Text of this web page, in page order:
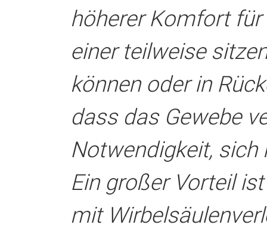
höherer Komfort für
einer teilweise
können oder in
dass das Gewebe
Notwendigkeit, sich
Ein großer Vorteil
mit